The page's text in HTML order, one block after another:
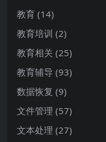
教育 (14)
教育培训 (2)
教育相关 (25)
教育辅导 (93)
数据恢复 (9)
文件管理 (57)
文本处理 (27)